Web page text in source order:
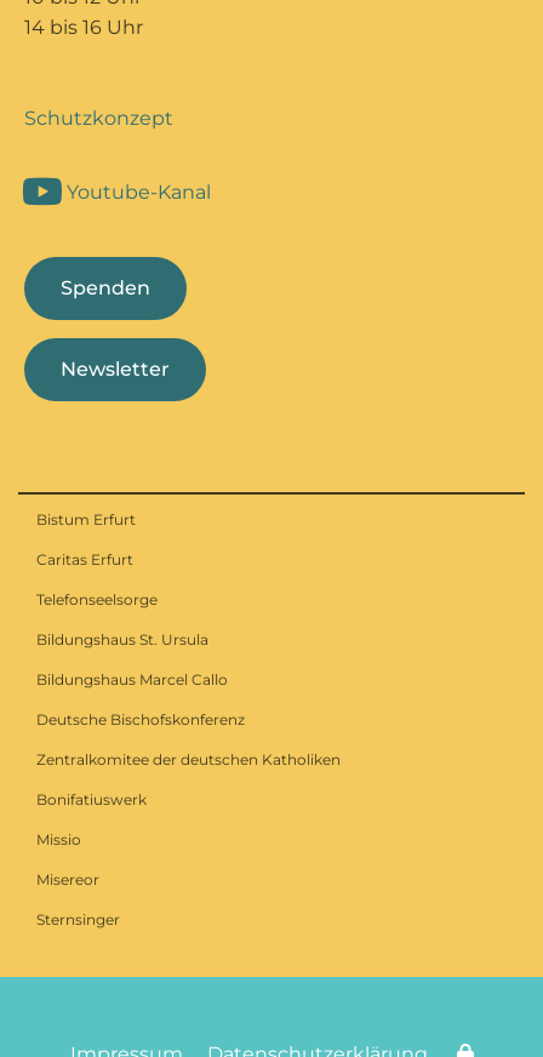
14 bis 16 Uhr
Schutzkonzept
Youtube-Kanal
Spenden
Newsletter
Bistum Erfurt
Caritas Erfurt
Telefonseelsorge
Bildungshaus St. Ursula
Bildungshaus Marcel Callo
Deutsche Bischofskonferenz
Zentralkomitee der deutschen Katholiken
Bonifatiuswerk
Missio
Misereor
Sternsinger